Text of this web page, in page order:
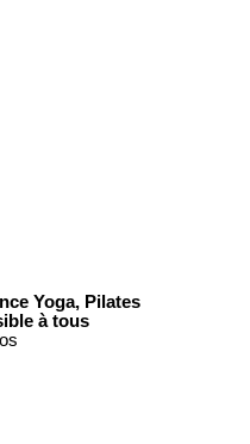
Yoga, Pilates
à tous